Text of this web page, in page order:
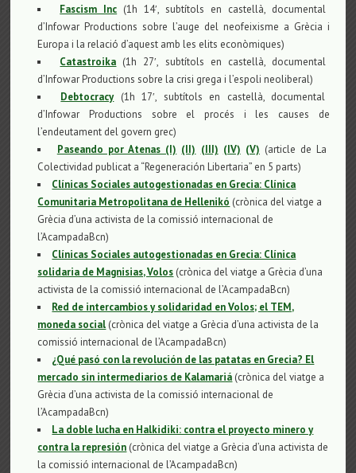
Fascism Inc (1h 14′, subtítols en castellà, documental
d’Infowar Productions sobre l’auge del neofeixisme a Grècia i
Europa i la relació d’aquest amb les elits econòmiques)
Catastroika (1h 27′, subtítols en castellà, documental
d’Infowar Productions sobre la crisi grega i l’espoli neoliberal)
Debtocracy(1h 17′, subtítols en castellà, documental
d’Infowar Productions sobre el procés i les causes de
l’endeutament del govern grec)
Paseando por Atenas (I) (II) (III) (IV) (V) (article de La
Colectividad publicat a “Regeneración Libertaria” en 5 parts)
Clínicas Sociales autogestionadas en Grecia: Clínica
Comunitaria Metropolitana de Hellenikó (crònica del viatge a
Grècia d’una activista de la comissió internacional de
l’AcampadaBcn)
Clínicas Sociales autogestionadas en Grecia: Clínica
solidaria de Magnisias, Volos (crònica del viatge a Grècia d’una
activista de la comissió internacional de l’AcampadaBcn)
Red de intercambios y solidaridad en Volos; el TEM,
moneda social (crònica del viatge a Grècia d’una activista de la
comissió internacional de l’AcampadaBcn)
¿Qué pasó con la revolución de las patatas en Grecia? El
mercado sin intermediarios de Kalamariá (crònica del viatge a
Grècia d’una activista de la comissió internacional de
l’AcampadaBcn)
La doble lucha en Halkidiki: contra el proyecto minero y
contra la represión (crònica del viatge a Grècia d’una activista de
la comissió internacional de l’AcampadaBcn)